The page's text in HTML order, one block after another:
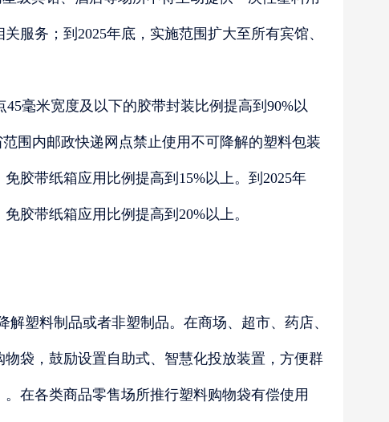
服务；到2025年底，实施范围扩大至所有宾馆、
毫米宽度及以下的胶带封装比例提高到90%以
围内邮政快递网点禁止使用不可降解的塑料包装
胶带纸箱应用比例提高到15%以上。到2025年
胶带纸箱应用比例提高到20%以上。
塑料制品或者非塑制品。在商场、超市、药店、
袋，鼓励设置自助式、智慧化投放装置，方便群
在各类商品零售场所推行塑料购物袋有偿使用